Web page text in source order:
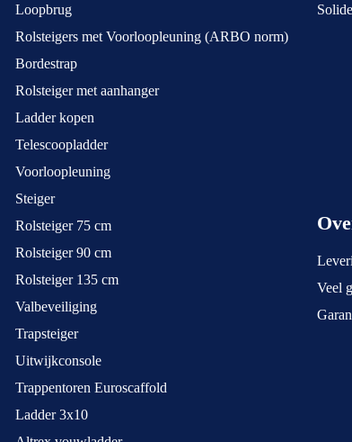
Loopbrug
Rolsteigers met Voorloopleuning (ARBO norm)
Bordestrap
Rolsteiger met aanhanger
Ladder kopen
Telescoopladder
Voorloopleuning
Steiger
Rolsteiger 75 cm
Rolsteiger 90 cm
Rolsteiger 135 cm
Valbeveiliging
Trapsteiger
Uitwijkconsole
Trappentoren Euroscaffold
Ladder 3x10
Solide
Veel